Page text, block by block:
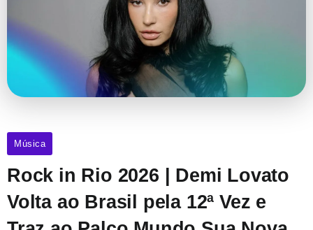
Música
Rock in Rio 2026 | Demi Lovato
Volta ao Brasil pela 12ª Vez e